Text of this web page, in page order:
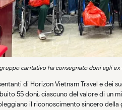
caritativo ha consegnato doni agli
di Horizon Vietnam Travel e dei
55 doni, ciascuno del valore di un
il riconoscimento sincero della